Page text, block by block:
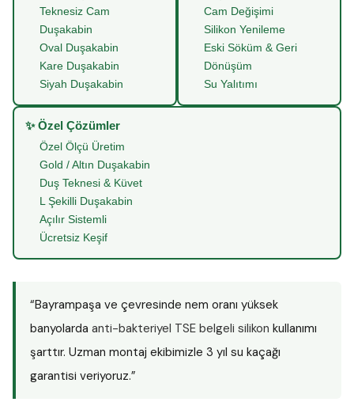
Teknesiz Cam
Duşakabin
Oval Duşakabin
Kare Duşakabin
Siyah Duşakabin
Cam Değişimi
Silikon Yenileme
Eski Söküm & Geri
Dönüşüm
Su Yalıtımı
✨ Özel Çözümler
Özel Ölçü Üretim
Gold / Altın Duşakabin
Duş Teknesi & Küvet
L Şekilli Duşakabin
Açılır Sistemli
Ücretsiz Keşif
“Bayrampaşa ve çevresinde nem oranı yüksek
banyolarda anti-bakteriyel TSE belgeli silikon kullanımı
şarttır. Uzman montaj ekibimizle 3 yıl su kaçağı
garantisi veriyoruz.”